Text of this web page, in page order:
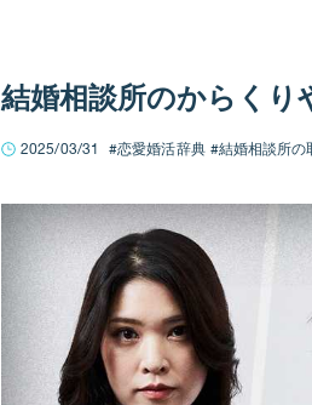
結婚相談所のからくり
2025/03/31 恋愛婚活辞典 結婚相談所の